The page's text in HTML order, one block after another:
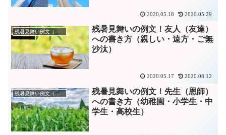
2020.05.18 2020.05.29
残暑見舞い例文（友人）
残暑見舞いの例文！友人（友達）
への書き方（親しい・遠方・ご無
沙汰）
2020.05.17 2020.08.12
残暑見舞い例文（先生）
残暑見舞いの例文！先生（恩師）
への書き方（幼稚園・小学生・中
学生・高校生）